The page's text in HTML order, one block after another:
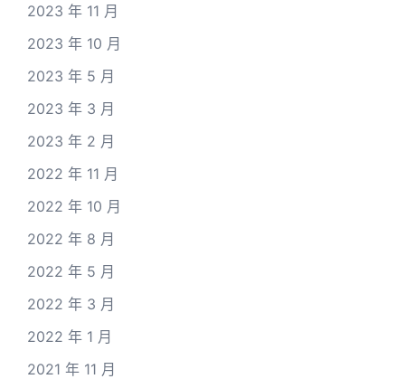
2023 年 11 月
2023 年 10 月
2023 年 5 月
2023 年 3 月
2023 年 2 月
2022 年 11 月
2022 年 10 月
2022 年 8 月
2022 年 5 月
2022 年 3 月
2022 年 1 月
2021 年 11 月